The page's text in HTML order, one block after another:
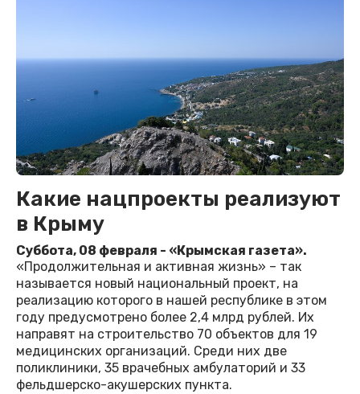
Какие нацпроекты реализуют
в Крыму
Суббота, 08 февраля - «Крымская газета».
«Продолжительная и активная жизнь» – так
называется новый национальный проект, на
реализацию которого в нашей республике в этом
году предусмотрено более 2,4 млрд рублей. Их
направят на строительство 70 объектов для 19
медицинских организаций. Среди них две
поликлиники, 35 врачебных амбулаторий и 33
фельдшерско-акушерских пункта.